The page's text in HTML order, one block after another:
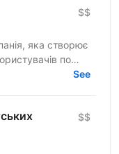
$$
яка створює
по
Middle UI...
See
$$